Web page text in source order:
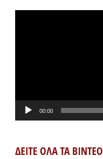
00:00
ΔΕΙΤΕ ΟΛΑ ΤΑ ΒΙΝΤΕΟ